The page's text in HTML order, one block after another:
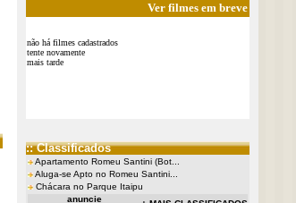
Ver filmes em breve
não há filmes cadastrados
tente novamente
mais tarde
:: Classificados
Apartamento Romeu Santini (Bot...
Aluga-se Apto no Romeu Santini...
Chácara no Parque Itaipu
anuncie